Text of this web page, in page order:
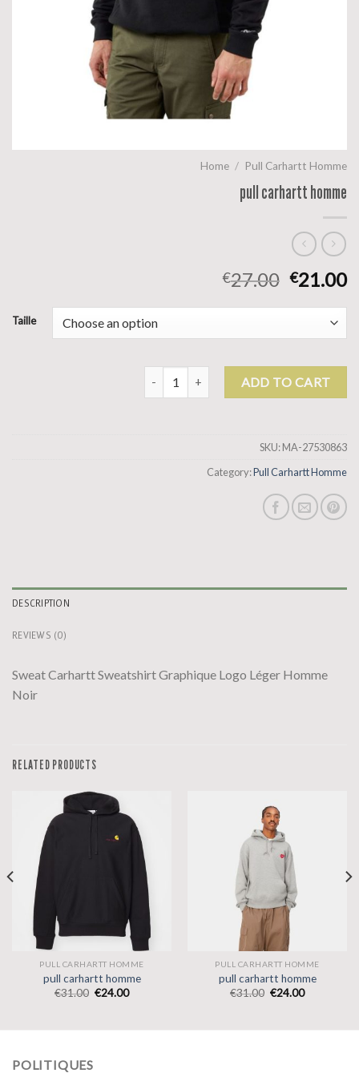
Home / Pull Carhartt Homme
pull carhartt homme
€27.00 €21.00
Taille
pull carhartt homme quantity
ADD TO CART
SKU:MA-27530863
Category:Pull Carhartt Homme
DESCRIPTION
REVIEWS (0)
Sweat Carhartt Sweatshirt Graphique Logo Léger Homme
Noir
RELATED PRODUCTS
PULL CARHARTT HOMME
pull carhartt homme
€31.00 €24.00
PULL CARHARTT HOMME
pull carhartt homme
€31.00 €24.00
POLITIQUES